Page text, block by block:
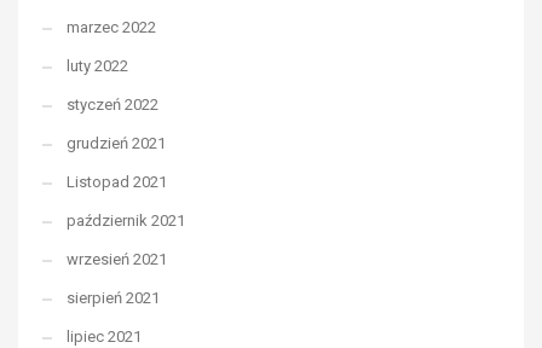
marzec 2022
luty 2022
styczeń 2022
grudzień 2021
Listopad 2021
październik 2021
wrzesień 2021
sierpień 2021
lipiec 2021